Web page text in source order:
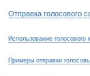
Отправка голосового
Использование
Примеры отправки